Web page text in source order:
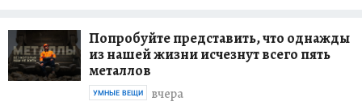
Попробуйте представить, что однажды
из нашей жизни исчезнут всего пять
металлов
вчера
УМНЫЕ ВЕЩИ